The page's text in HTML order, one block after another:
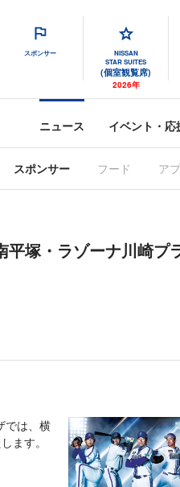
スポンサー
NISSAN
STAR SUITES
(個室観覧席)
2026年
ニュース イベント・応
スポンサー フード ア
塚・ラゾーナ川崎プ
では、横
ます。